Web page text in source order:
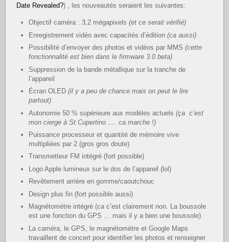
Date Revealed?) , les nouveautés seraient les suivantes:
Objectif caméra : 3,2 mégapixels(et ce serait vérifié)
Enregistrement vidéo avec capacités d’édition(ca aussi)
Possibilité d’envoyer des photos et vidéos par MMS(cette
fonctionnalité est bien dans le firmware 3.0 beta)
Suppression de la bande métallique sur la tranche de
l’appareil
Écran OLED(il y a peu de chance mais on peut le lire
partout)
Autonomie 50 % supérieure aux modèles actuels(ça c’est
mon cierge à St Cupertino …. ca marche !)
Puissance processeur et quantité de mémoire vive
multipliées par 2 (gros gros doute)
Transmetteur FM intégré (fort possible)
Logo Apple lumineux sur le dos de l’appareil (lol)
Revêtement arrière en gomme/caoutchouc
Design plus fin (fort possible aussi)
Magnétomètre intégré (ca c’est clairement non. La boussole
est une fonction du GPS … mais il y a bien une boussole)
La caméra, le GPS, le magnétomètre et Google Maps
travaillent de concert pour identifier les photos et renseigner